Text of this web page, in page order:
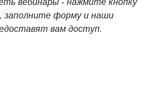
вебинары - нажмите кнопку
заполните форму и наши
вам доступ.